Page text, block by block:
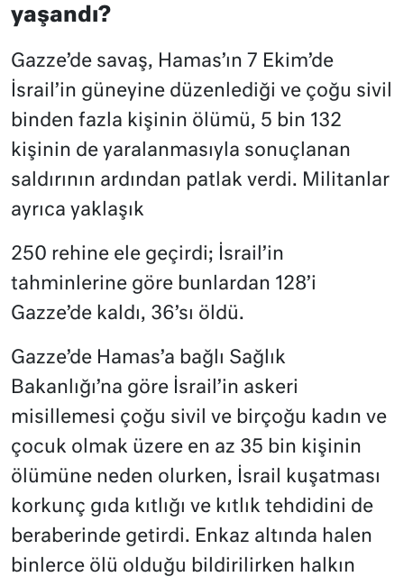
yaşandı?
Gazze’de savaş, Hamas’ın 7 Ekim’de
İsrail’in güneyine düzenlediği ve çoğu sivil
binden fazla kişinin ölümü, 5 bin 132
kişinin de yaralanmasıyla sonuçlanan
saldırının ardından patlak verdi. Militanlar
ayrıca yaklaşık
250 rehine ele geçirdi; İsrail’in
tahminlerine göre bunlardan 128’i
Gazze’de kaldı, 36’sı öldü.
Gazze’de Hamas’a bağlı Sağlık
Bakanlığı’na göre İsrail’in askeri
misillemesi çoğu sivil ve birçoğu kadın ve
çocuk olmak üzere en az 35 bin kişinin
ölümüne neden olurken, İsrail kuşatması
korkunç gıda kıtlığı ve kıtlık tehdidini de
beraberinde getirdi. Enkaz altında halen
binlerce ölü olduğu bildirilirken halkın